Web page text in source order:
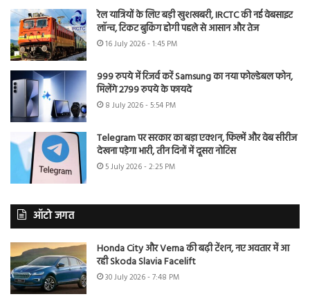
रेल यात्रियों के लिए बड़ी खुशखबरी, IRCTC की नई वेबसाइट
लॉन्च, टिकट बुकिंग होगी पहले से आसान और तेज
16 July 2026 - 1:45 PM
999 रुपये में रिजर्व करें Samsung का नया फोल्डेबल फोन,
मिलेंगे 2799 रुपये के फायदे
8 July 2026 - 5:54 PM
Telegram पर सरकार का बड़ा एक्शन, फिल्में और वेब सीरीज
देखना पड़ेगा भारी, तीन दिनों में दूसरा नोटिस
5 July 2026 - 2:25 PM
ऑटो जगत
Honda City और Verna की बढ़ी टेंशन, नए अवतार में आ
रही Skoda Slavia Facelift
30 July 2026 - 7:48 PM